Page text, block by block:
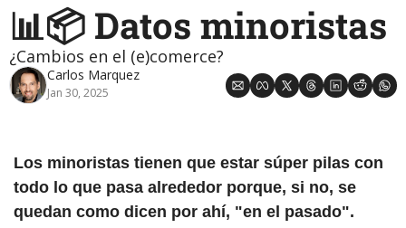
📊📦 Datos minoristas
¿Cambios en el (e)comerce?
Carlos Marquez
Jan 30, 2025
Los minoristas tienen que estar súper pilas con
todo lo que pasa alrededor porque, si no, se
quedan como dicen por ahí, "en el pasado".